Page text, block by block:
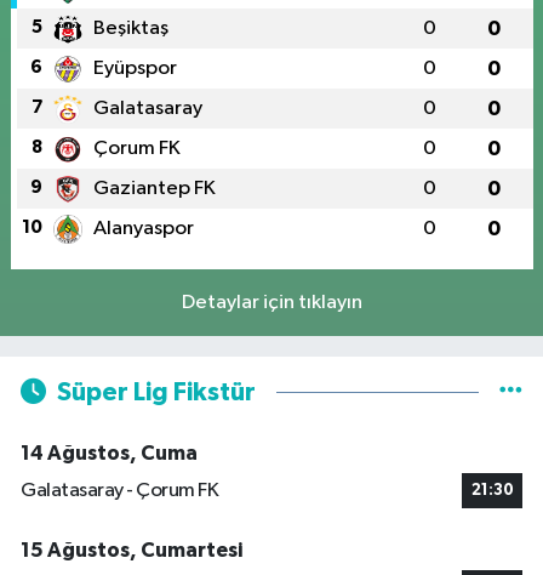
5 Beşiktaş 0 0
6 Eyüpspor 0 0
7 Galatasaray 0 0
8 Çorum FK 0 0
9 Gaziantep FK 0 0
10 Alanyaspor 0 0
Detaylar için tıklayın
Süper Lig Fikstür
14 Ağustos, Cuma
Galatasaray - Çorum FK
21:30
15 Ağustos, Cumartesi